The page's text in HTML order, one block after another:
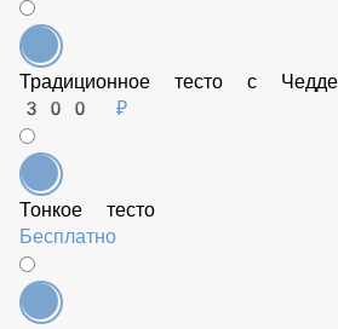
Традиционное тесто с Чеддер бортом
300 ₽
Тонкое тесто
Бесплатно